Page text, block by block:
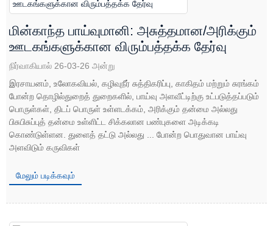
மின்காந்த பாய்வுமானி: அசுத்தமான/அரிக்கும்
ஊடகங்களுக்கான விரும்பத்தக்க தேர்வு
நிர்வாகியால் 26-03-26 அன்று
இரசாயனம், உலோகவியல், கழிவுநீர் சுத்திகரிப்பு, காகிதம் மற்றும் சுரங்கம்
போன்ற தொழில்துறைத் துறைகளில், பாய்வு அளவீட்டிற்கு உட்படுத்தப்படும்
பொருள்கள், திடப் பொருள் உள்ளடக்கம், அரிக்கும் தன்மை அல்லது
பிசுபிசுப்புத் தன்மை உள்ளிட்ட சிக்கலான பண்புகளை அடிக்கடி
கொண்டுள்ளன. துளைத் தட்டு அல்லது ... போன்ற பொதுவான பாய்வு
அளவிடும் கருவிகள்
மேலும் படிக்கவும்